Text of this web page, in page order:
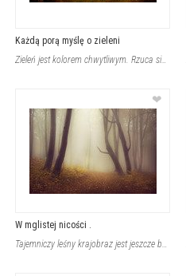
Każdą porą myślę o zieleni
Zieleń jest kolorem chwytliwym. Rzuca się w oczy, próbując pokazać, jak bardzo j
❤
W mglistej nicości .
Tajemniczy leśny krajobraz jest jeszcze bardziej niebywały, gdy jego brzegi są o